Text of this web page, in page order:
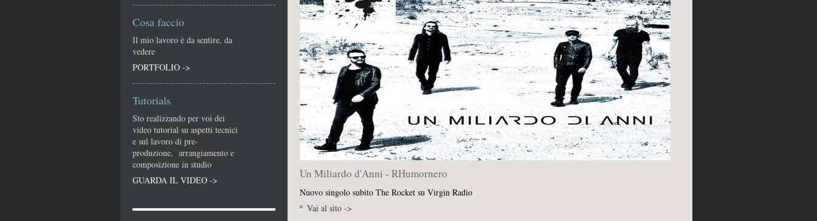
Un Miliardo d'Anni - RHumornero
Nuovo singolo subito The Rocket su Virgin Radio
Vai al sito ->
Cosa faccio
Il mio lavoro è da sentire, da
vedere
PORTFOLIO ->
Tutorials
Sto realizzando per voi dei
video tutorial su aspetti tecnici
e sul lavoro di pre-
produzione, arrangiamento e
composizione in studio
GUARDA IL VIDEO ->